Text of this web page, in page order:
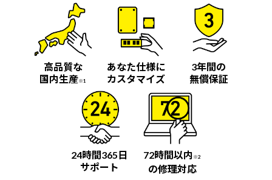
高品質な
国内生産※1
あなた仕様に
カスタマイズ
3年間の
無償保証
24時間365日
サポート
72時間以内 ※2
の修理対応